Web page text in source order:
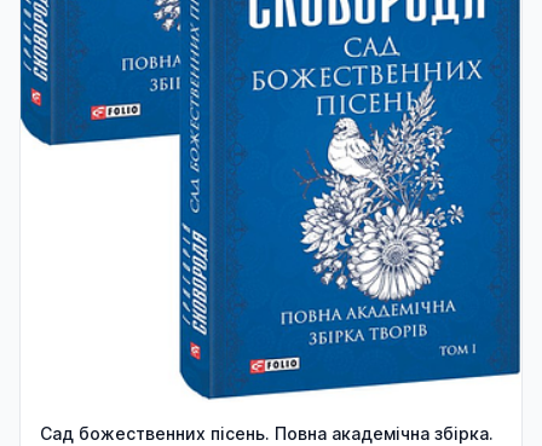
Сад божественних пісень. Повна академічна збірка.